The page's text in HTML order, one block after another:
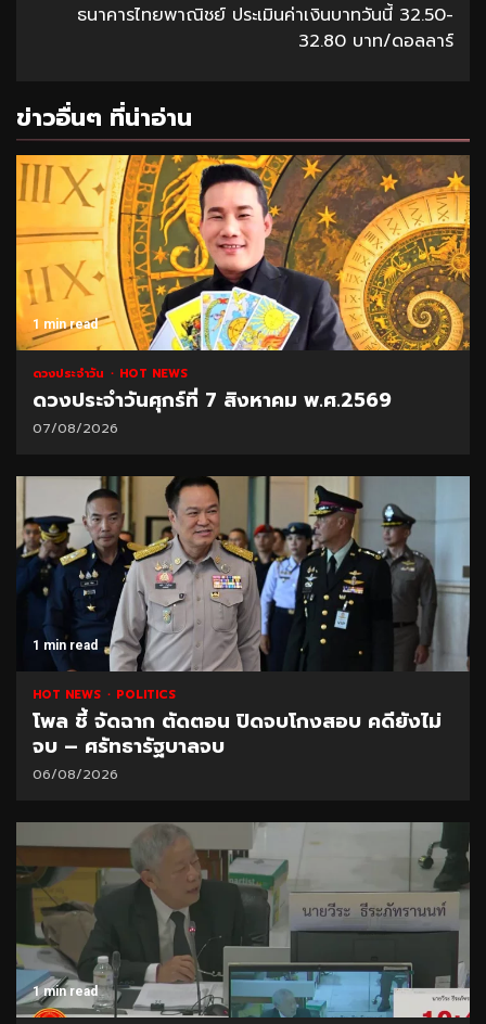
ธนาคารไทยพาณิชย์ ประเมินค่าเงินบาทวันนี้ 32.50-
32.80 บาท/ดอลลาร์
ข่าวอื่นๆ ที่น่าอ่าน
1 min read
ดวงประจำวัน HOT NEWS
ดวงประจำวันศุกร์ที่ 7 สิงหาคม พ.ศ.2569
07/08/2026
1 min read
HOT NEWS POLITICS
โพล ชี้ จัดฉาก ตัดตอน ปิดจบโกงสอบ คดียังไม่
จบ – ศรัทธารัฐบาลจบ
06/08/2026
1 min read